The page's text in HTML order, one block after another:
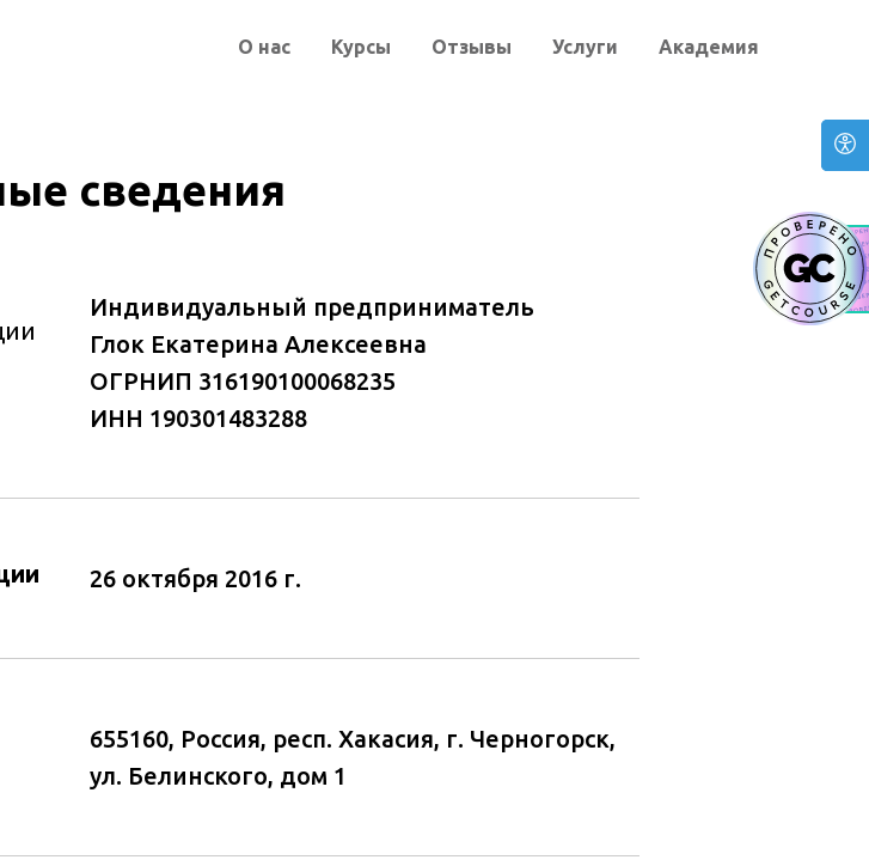
О нас Курсы Отзывы Услуги Академия
сведения
Индивидуальный предприниматель
Глок Екатерина Алексеевна
ОГРНИП 316190100068235
ИНН 190301483288
26 октября 2016 г.
655160, Россия, респ. Хакасия, г. Черногорск,
ул. Белинского, дом 1